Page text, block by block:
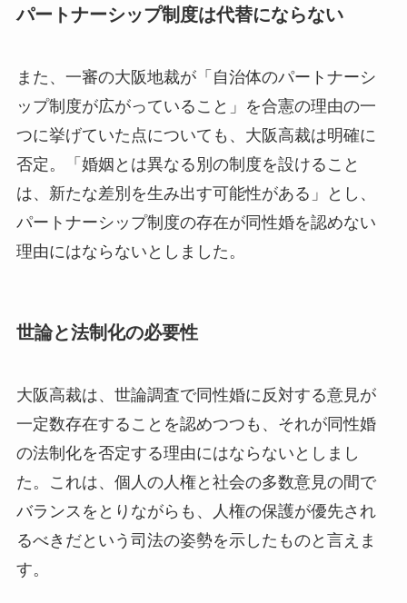
パートナーシップ制度は代替にならない
また、一審の大阪地裁が「自治体のパートナーシ
ップ制度が広がっていること」を合憲の理由の一
つに挙げていた点についても、大阪高裁は明確に
否定。「婚姻とは異なる別の制度を設けること
は、新たな差別を生み出す可能性がある」とし、
パートナーシップ制度の存在が同性婚を認めない
理由にはならないとしました。
世論と法制化の必要性
大阪高裁は、世論調査で同性婚に反対する意見が
一定数存在することを認めつつも、それが同性婚
の法制化を否定する理由にはならないとしまし
た。これは、個人の人権と社会の多数意見の間で
バランスをとりながらも、人権の保護が優先され
るべきだという司法の姿勢を示したものと言えま
す。